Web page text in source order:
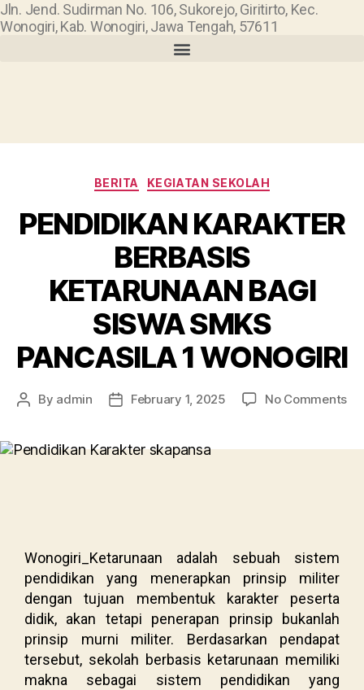
Jln. Jend. Sudirman No. 106, Sukorejo, Giritirto, Kec.
Wonogiri, Kab. Wonogiri, Jawa Tengah, 57611
BERITA KEGIATAN SEKOLAH
PENDIDIKAN KARAKTER
BERBASIS
KETARUNAAN BAGI
SISWA SMKS
PANCASILA 1 WONOGIRI
By admin February 1, 2025 No Comments
Wonogiri_Ketarunaan adalah sebuah sistem
pendidikan yang menerapkan prinsip militer
dengan tujuan membentuk karakter peserta
didik, akan tetapi penerapan prinsip bukanlah
prinsip murni militer. Berdasarkan pendapat
tersebut, sekolah berbasis ketarunaan memiliki
makna sebagai sistem pendidikan yang